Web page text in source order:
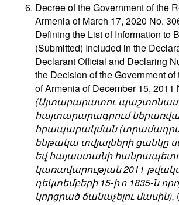
Decree of the Government of the
Armenia of March 17, 2020 No.
Defining the List of Information to
(Submitted) Included in the
Declarant Official and Declaring
the Decision of the Government
of Armenia of December 15, 2011
(Այտարարատու
հայտարարագրում
հրապարակման
ենթակա տվյալների ցանկը
եվ հայաստանի
կառավարության 2011
դեկտեմբերի 15-ի n 1835-ն
կորցրած ճանաչելու մասին), (